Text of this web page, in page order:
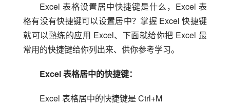
Excel 表格设置居中快捷键是什么，Excel 表
格有没有快捷键可以设置居中？掌握 Excel 快捷键
就可以熟练的应用 Excel、下面就给你把 Excel 最
常用的快捷键给你列出来、供你参考学习。
Excel 表格居中的快捷键：
Excel 表格居中的快捷键是 Ctrl+M